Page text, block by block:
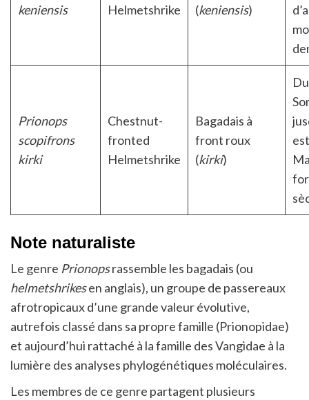
keniensis
Helmetshrike
(keniensis)
Prionops
scopifrons
kirki
Chestnut-
fronted
Helmetshrike
Bagadais à
front roux
(kirki)
Note naturaliste
Le genre Prionopsrassemble les bagadais (ou
helmetshrikesen anglais), un groupe de passereaux
afrotropicaux d’une grande valeur évolutive,
autrefois classé dans sa propre famille (Prionopidae)
et aujourd’hui rattaché à la famille des Vangidae à la
lumière des analyses phylogénétiques moléculaires.
Les membres de ce genre partagent plusieurs